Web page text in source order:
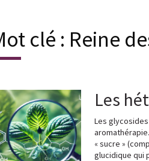
clé : Reine
Les
Les
« sucre »
glucidique qui